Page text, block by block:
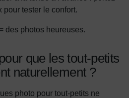
pour tester le confort.
des photos heureuses.
que les tout-petits
naturellement ?
photo pour tout-petits ne